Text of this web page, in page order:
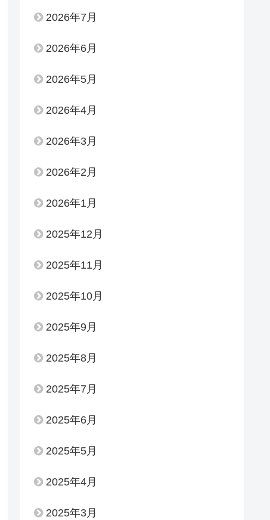
2026年7月
2026年6月
2026年5月
2026年4月
2026年3月
2026年2月
2026年1月
2025年12月
2025年11月
2025年10月
2025年9月
2025年8月
2025年7月
2025年6月
2025年5月
2025年4月
2025年3月